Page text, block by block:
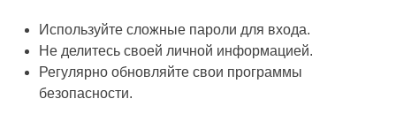
Используйте сложные пароли для входа.
Не делитесь своей личной информацией.
Регулярно обновляйте свои программы
безопасности.